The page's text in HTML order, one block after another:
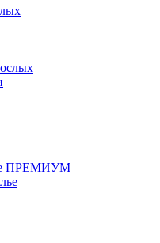
ПРЕМИУМ